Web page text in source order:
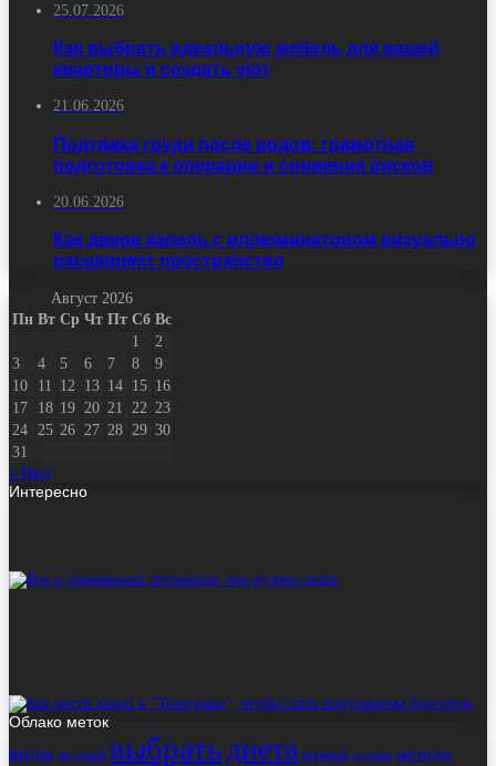
25.07.2026
Как выбрать идеальную мебель для вашей
квартиры и создать уют
21.06.2026
Подтяжка груди после родов: грамотная
подготовка к операции и снижение рисков
20.06.2026
Как двери капель с иллюминатором визуально
расширяют пространство
Август 2026
Пн Вт Ср Чт Пт Сб Вс
1
2
3
4 5 6 7 8
9
10
11 12 13 14 15 16
17
18 19 20 21 22 23
24
25 26 27 28 29 30
31
« Июл
Интересно
Облако меток
виды вкусный выбратьдиета игровой лучшие методы